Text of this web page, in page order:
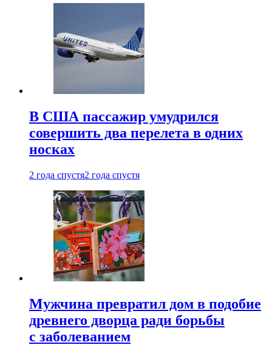
В США пассажир умудрился
совершить два перелета в одних
носках
2 года спустя2 года спустя
Мужчина превратил дом в подобие
древнего дворца ради борьбы
с заболеванием